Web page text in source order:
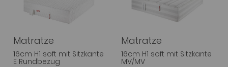
Matratze
16cm H1 soft mit Sitzkante
E Rundbezug
Matratze
16cm H1 soft mit Sitzkante
MV/MV